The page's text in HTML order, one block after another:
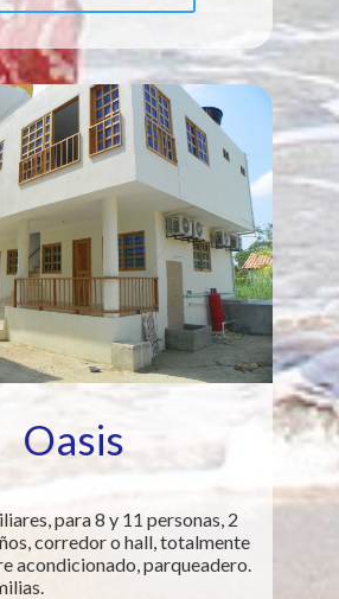
Oasis
para 8 y 11 personas, 2
corredor o hall, totalmente
acondicionado, parqueadero.